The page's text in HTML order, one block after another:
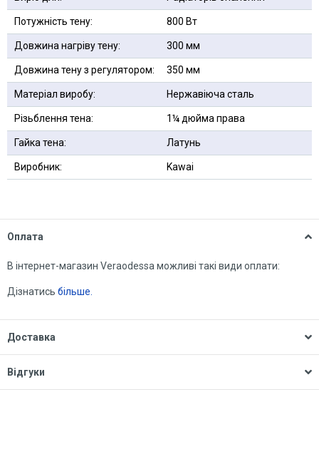
Потужність тену: 800 Вт
Довжина нагріву тену: 300 мм
Довжина тену з регулятором: 350 мм
Матеріал виробу: Нержавіюча сталь
Різьблення тена: 1¼ дюйма права
Гайка тена: Латунь
Виробник: Kawai
Оплата
В інтернет-магазин Veraodessa можливі такі види оплати:
Дізнатись більше.
Доставка
Відгуки